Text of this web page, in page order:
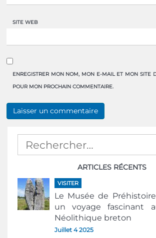
SITE WEB
ENREGISTRER MON NOM, MON E-MAIL ET MON SITE
POUR MON PROCHAIN COMMENTAIRE.
ARTICLES RÉCENTS
VISITER
Le Musée de
un voyage fascinant
Néolithique breton
Juillet 4 2025